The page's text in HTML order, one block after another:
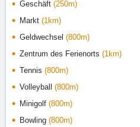
Geschäft (250m)
Markt (1km)
Geldwechsel (800m)
Zentrum des Ferienorts (1km)
Tennis (800m)
Volleyball (800m)
Minigolf (800m)
Bowling (800m)